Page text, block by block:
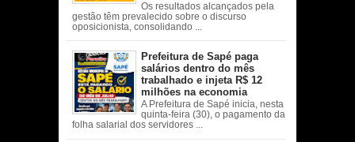
Os resultados alcançados pela
gestão têm prevalecido sobre o discurso
oposicionista, consolidando ...
Prefeitura de Sapé paga
salários dentro do mês
trabalhado e injeta R$ 12
milhões na economia
A Prefeitura de Sapé inicia, nesta
quinta-feira (30), o pagamento da
folha salarial dos servidores ...